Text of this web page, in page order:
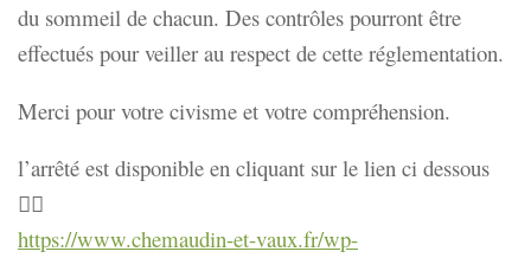
du sommeil de chacun. Des contrôles pourront être
effectués pour veiller au respect de cette réglementation.
Merci pour votre civisme et votre compréhension.
l’arrêté est disponible en cliquant sur le lien ci dessous
👇🏼
https://www.chemaudin-et-vaux.fr/wp-